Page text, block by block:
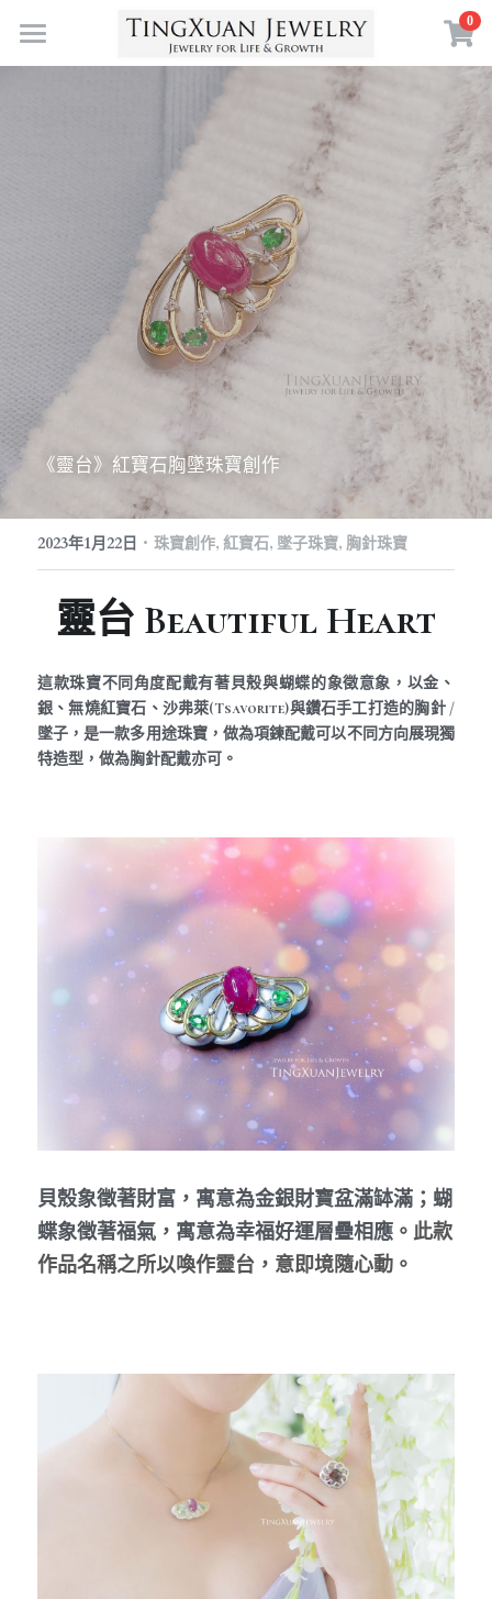
0
首頁
送給重要的人
送給現在的自己
為人生的某個決定
生日／人生里程碑
定製案例
訂製預約
寶石故事
珠寶策展
擁抱自然
珠寶創作
珠寶知識
珠寶鑑賞
鑑賞課程
認識 TXJ
關於 TXJ
生命珠寶
繁體中文
繁體中文
珠寶藝廊
《靈台》紅寶石胸墜珠寶創作
2023年1月22日 · 珠寶創作, 紅寶石, 墜子珠寶, 胸針珠寶
靈台 Beautiful Heart
這款珠寶不同角度配戴有著貝殼與蝴蝶的象徵意象，以金、
銀、無燒紅寶石、沙弗萊(Tsavorite)與鑽石手工打造的胸針 /
墜子，是一款多用途珠寶，做為項鍊配戴可以不同方向展現獨
特造型，做為胸針配戴亦可。
貝殼象徵著財富，寓意為金銀財寶盆滿缽滿；蝴
蝶象徵著福氣，寓意為幸福好運層疊相應。 此款
作品名稱之所以喚作靈台，意即境隨心動。
×
商品分類